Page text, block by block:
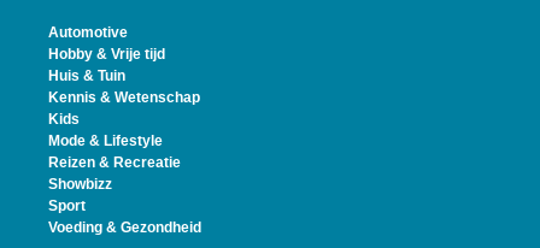
Automotive
Hobby & Vrije tijd
Huis & Tuin
Kennis & Wetenschap
Kids
Mode & Lifestyle
Reizen & Recreatie
Showbizz
Sport
Voeding & Gezondheid